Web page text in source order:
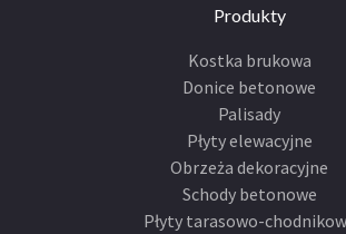
Produkty
Kostka brukowa
Donice betonowe
Palisady
Płyty elewacyjne
Obrzeża dekoracyjne
Schody betonowe
Płyty tarasowo-